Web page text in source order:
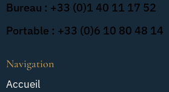
Bureau : +33 (0)1 40 11 17 52
Portable : +33 (0)6 10 80 48 14
Navigation
Accueil